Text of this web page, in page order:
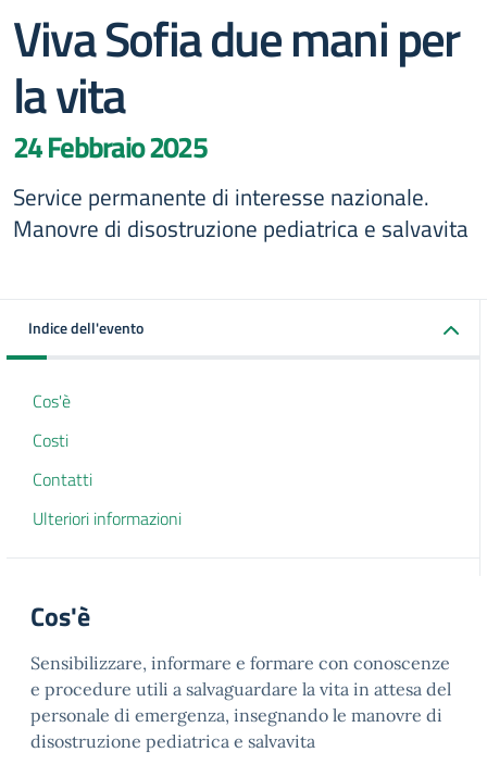
Viva Sofia due mani per
la vita
24 Febbraio 2025
Service permanente di interesse nazionale.
Manovre di disostruzione pediatrica e salvavita
Indice dell'evento
Cos'è
Costi
Contatti
Ulteriori informazioni
Cos'è
Sensibilizzare, informare e formare con conoscenze
e procedure utili a salvaguardare la vita in attesa del
personale di emergenza, insegnando le manovre di
disostruzione pediatrica e salvavita